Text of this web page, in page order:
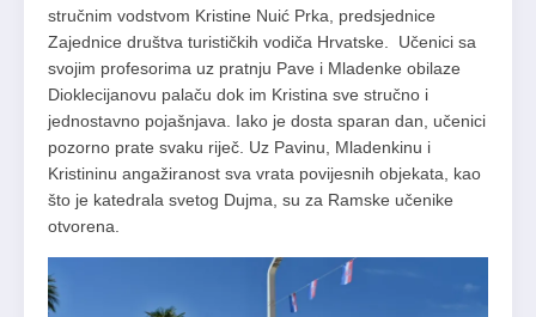
stručnim vodstvom Kristine Nuić Prka, predsjednice
Zajednice društva turističkih vodiča Hrvatske. Učenici sa
svojim profesorima uz pratnju Pave i Mladenke obilaze
Dioklecijanovu palaču dok im Kristina sve stručno i
jednostavno pojašnjava. Iako je dosta sparan dan, učenici
pozorno prate svaku riječ. Uz Pavinu, Mladenkinu i
Kristininu angažiranost sva vrata povijesnih objekata, kao
što je katedrala svetog Dujma, su za Ramske učenike
otvorena.